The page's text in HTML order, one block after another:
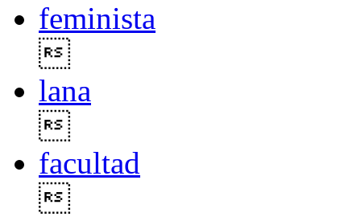
feminista
lana
facultad